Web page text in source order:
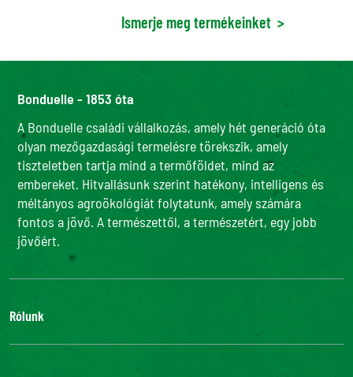
Ismerje meg termékeinket >
Bonduelle - 1853 óta
A Bonduelle családi vállalkozás, amely hét generáció óta
olyan mezőgazdasági termelésre törekszik, amely
tiszteletben tartja mind a termőföldet, mind az
embereket. Hitvallásunk szerint hatékony, intelligens és
méltányos agroökológiát folytatunk, amely számára
fontos a jövő. A természettől, a természetért, egy jobb
jövőért.
Rólunk
Adatvédelmi szabályzatunk